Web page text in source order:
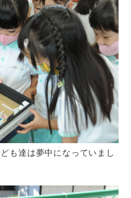
も達は夢中になっていまし